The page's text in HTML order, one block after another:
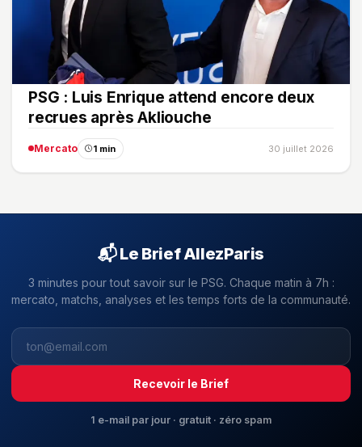
PSG : Luis Enrique attend encore deux
recrues après Akliouche
Mercato 1 min 30 juillet 2026
📬 Le Brief AllezParis
3 minutes pour tout savoir sur le PSG. Chaque matin à 7h :
mercato, matchs, analyses et les temps forts de la communauté.
Recevoir le Brief
1 e-mail par jour · gratuit · zéro spam